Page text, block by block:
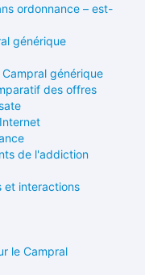
ordonnance – est-
générique
générique
des offres
de l'addiction
et interactions
le Campral